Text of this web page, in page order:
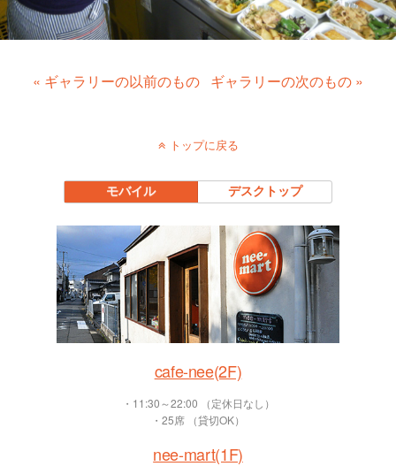
« ギャラリーの以前のもの ギャラリーの次のもの »
トップに戻る
モバイル デスクトップ
cafe-nee(2F)
・11:30～22:00 （定休日なし）
・25席 （貸切OK）
nee-mart(1F)